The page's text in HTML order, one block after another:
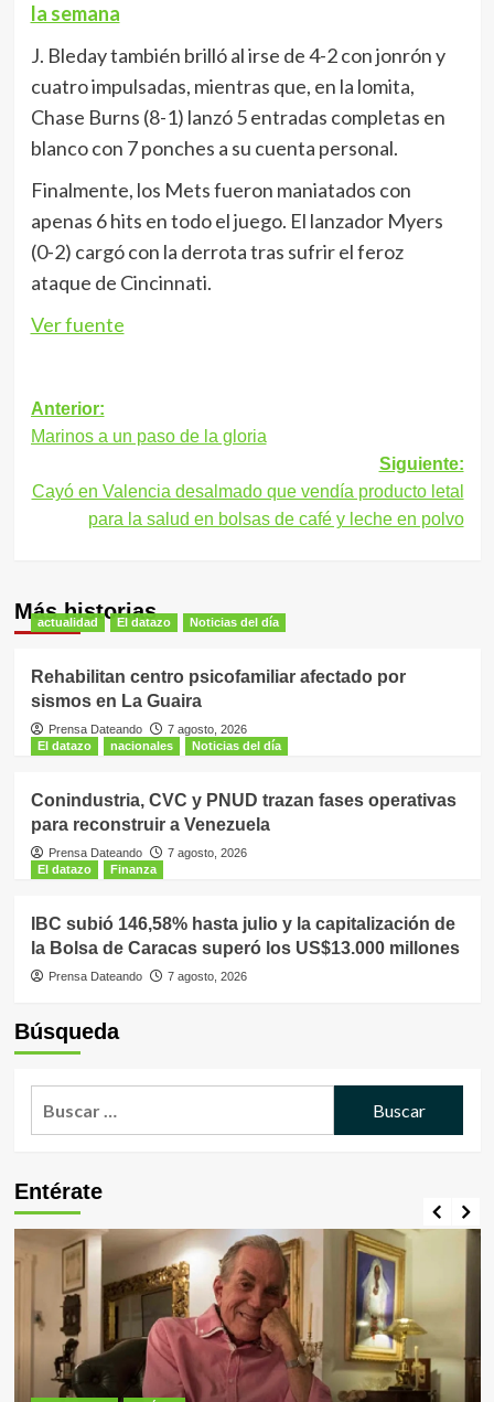
la semana
J. Bleday también brilló al irse de 4-2 con jonrón y
cuatro impulsadas, mientras que, en la lomita,
Chase Burns (8-1) lanzó 5 entradas completas en
blanco con 7 ponches a su cuenta personal.
Finalmente, los Mets fueron maniatados con
apenas 6 hits en todo el juego. El lanzador Myers
(0-2) cargó con la derrota tras sufrir el feroz
ataque de Cincinnati.
Ver fuente
Navegación
de
entradas
Anterior:
Marinos a un paso de la gloria
Siguiente:
Cayó en Valencia desalmado que vendía producto letal
para la salud en bolsas de café y leche en polvo
Más historias
actualidad El datazo Noticias del día
Rehabilitan centro psicofamiliar afectado por
sismos en La Guaira
Prensa Dateando
7 agosto, 2026
El datazo
nacionales Noticias del día
Conindustria, CVC y PNUD trazan fases operativas
para reconstruir a Venezuela
Prensa Dateando
7 agosto, 2026
El datazo
Finanza
IBC subió 146,58% hasta julio y la capitalización de
la Bolsa de Caracas superó los US$13.000 millones
Prensa Dateando 7 agosto, 2026
Búsqueda
Entérate